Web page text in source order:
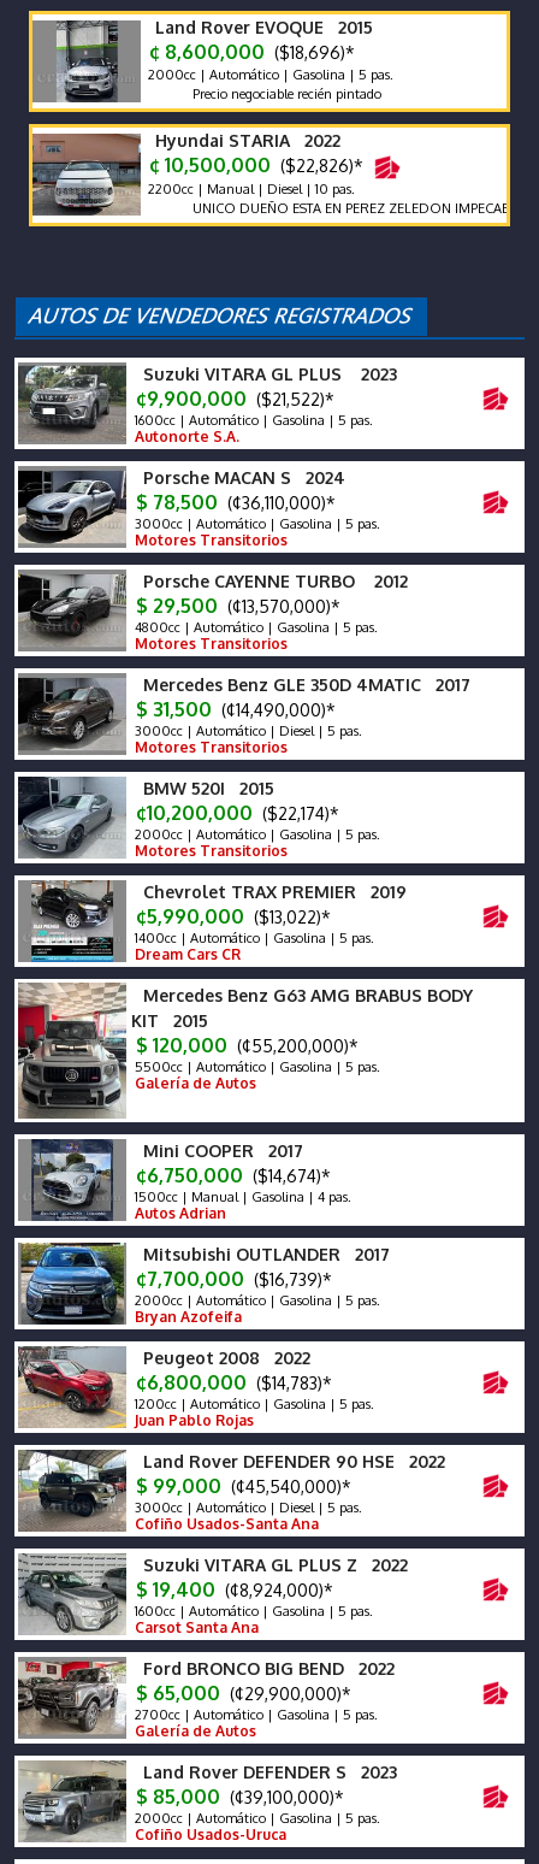
Land Rover EVOQUE 2015
¢ 8,600,000 ($18,696)*
2000cc | Automático | Gasolina | 5 pas.
Precio negociable recién pintado
Hyundai STARIA 2022
¢ 10,500,000 ($22,826)*
2200cc | Manual | Diesel | 10 pas.
UNICO DUEÑO ESTA EN PEREZ ZELEDON IMPECABLE
Suzuki VITARA GL PLUS 2023
¢9,900,000 ($21,522)*
1600cc | Automático | Gasolina | 5 pas.
Autonorte S.A.
Porsche MACAN S 2024
$ 78,500 (¢36,110,000)*
3000cc | Automático | Gasolina | 5 pas.
Motores Transitorios
Porsche CAYENNE TURBO 2012
$ 29,500 (¢13,570,000)*
4800cc | Automático | Gasolina | 5 pas.
Motores Transitorios
Mercedes Benz GLE 350D 4MATIC 2017
$ 31,500 (¢14,490,000)*
3000cc | Automático | Diesel | 5 pas.
Motores Transitorios
BMW 520I 2015
¢10,200,000 ($22,174)*
2000cc | Automático | Gasolina | 5 pas.
Motores Transitorios
Chevrolet TRAX PREMIER 2019
¢5,990,000 ($13,022)*
1400cc | Automático | Gasolina | 5 pas.
Dream Cars CR
Mercedes Benz G63 AMG BRABUS BODY
KIT 2015
$ 120,000 (¢55,200,000)*
5500cc | Automático | Gasolina | 5 pas.
Galería de Autos
Mini COOPER 2017
¢6,750,000 ($14,674)*
1500cc | Manual | Gasolina | 4 pas.
Autos Adrian
Mitsubishi OUTLANDER 2017
¢7,700,000 ($16,739)*
2000cc | Automático | Gasolina | 5 pas.
Bryan Azofeifa
Peugeot 2008 2022
¢6,800,000 ($14,783)*
1200cc | Automático | Gasolina | 5 pas.
Juan Pablo Rojas
Land Rover DEFENDER 90 HSE 2022
$ 99,000 (¢45,540,000)*
3000cc | Automático | Diesel | 5 pas.
Cofiño Usados-Santa Ana
Suzuki VITARA GL PLUS Z 2022
$ 19,400 (¢8,924,000)*
1600cc | Automático | Gasolina | 5 pas.
Carsot Santa Ana
Ford BRONCO BIG BEND 2022
$ 65,000 (¢29,900,000)*
2700cc | Automático | Gasolina | 5 pas.
Galería de Autos
Land Rover DEFENDER S 2023
$ 85,000 (¢39,100,000)*
2000cc | Automático | Gasolina | 5 pas.
Cofiño Usados-Uruca